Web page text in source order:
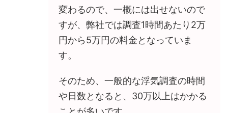
変わるので、一概には出せないので
すが、弊社では調査1時間あたり2万
円から5万円の料金となっていま
す。
そのため、一般的な浮気調査の時間
や日数となると、30万以上はかかる